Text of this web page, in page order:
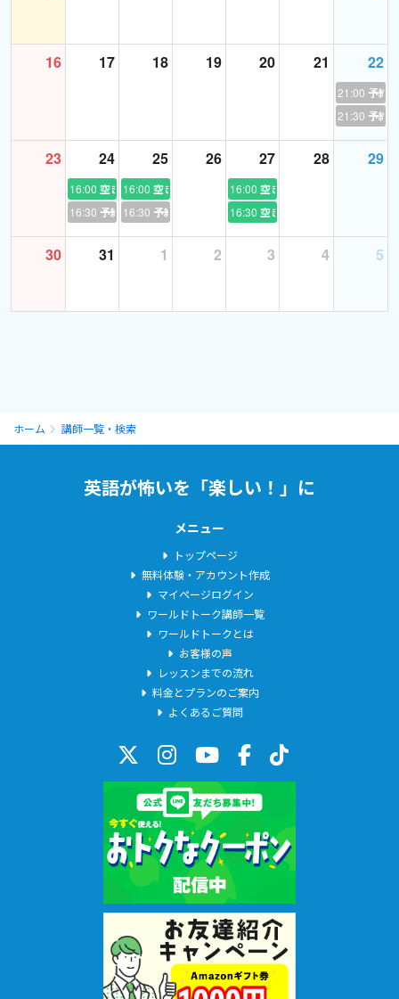
高校生対応講師インタビュー 第3回：Meg先生｜高校生のためのオ
スケジュール、ブログの更新のお知らせ
英語での他愛もないつぶやきをしています。
お気軽にフォロー＆レスポンスしてくださいね。
・初めに簡単なカウンセリングとレベルチェックを行った上で今
★☆Megってどんな人？☆★
『留学してた？』『帰国子女？』
中学校まで英語なんて大嫌いでした。。。
そして高校に入って【運命の】英会話教室に通い始めました。初
めてのレッスンで
16 17 18 19 20 21 22
21:00 予約
21:30 予約
23 24
16:00 空き
16:30 予約あり
25
16:00 空き
16:30 予約あり
26 27
16:00 空き
16:30 空き
28 29
30 31 1 2 3 4 5
ホーム 講師一覧・検索
英語が怖いを「楽しい！」に
メニュー
トップページ
無料体験・アカウント作成
マイページログイン
ワールドトーク講師一覧
ワールドトークとは
お客様の声
レッスンまでの流れ
料金とプランのご案内
よくあるご質問